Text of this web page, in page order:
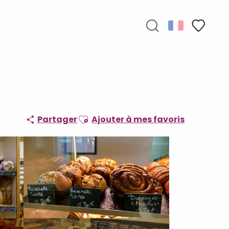
PartagerAjouter aux favoris
Ajouter à mes favoris